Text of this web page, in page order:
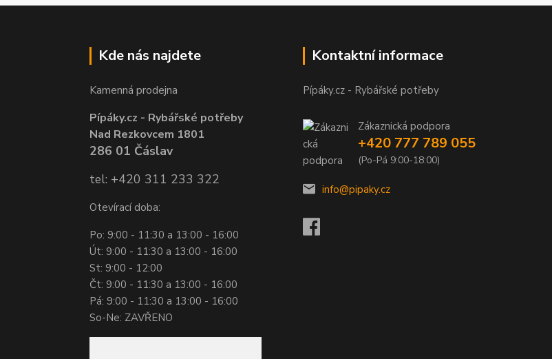
Kde nás najdete
Kamenná prodejna
Pípáky.cz - Rybářské potřeby
Nad Rezkovcem 1801
286 01 Čáslav
tel: +420 311 233 322
Otevírací doba:
Po: 9:00 - 11:30 a 13:00 - 16:00
Út: 9:00 - 11:30 a 13:00 - 16:00
St: 9:00 - 12:00
Čt: 9:00 - 11:30 a 13:00 - 16:00
Pá: 9:00 - 11:30 a 13:00 - 16:00
So-Ne: ZAVŘENO
Kontaktní informace
Pípáky.cz - Rybářské potřeby
Zákaznická podpora
+420 777 789 055
(Po-Pá 9:00-18:00)
info@pipaky.cz